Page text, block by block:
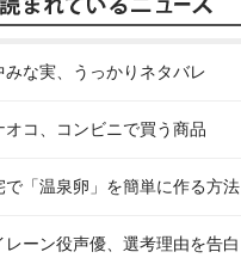
みな実、うっかりネタバレ
オコ、コンビニで買う商品
で「温泉卵」を簡単に作る方法
レーン役声優、選考理由を告白